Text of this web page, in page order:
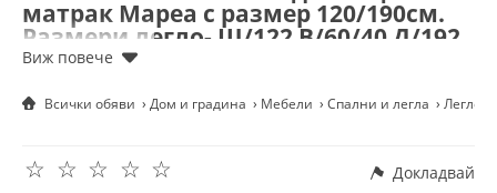
матрак Мареа с размер 120/190см.
Размери легло- Ш/122 В/60/40 Д/192
см.
отваряне - Ш/121 В/65 Д/30
Д/30
Размери шкаф с чекмеджета - Ш/80
Всички обяви Дом и градина Мебели Спални и легла Легло
☆
☆
☆
☆
☆ Докладвай